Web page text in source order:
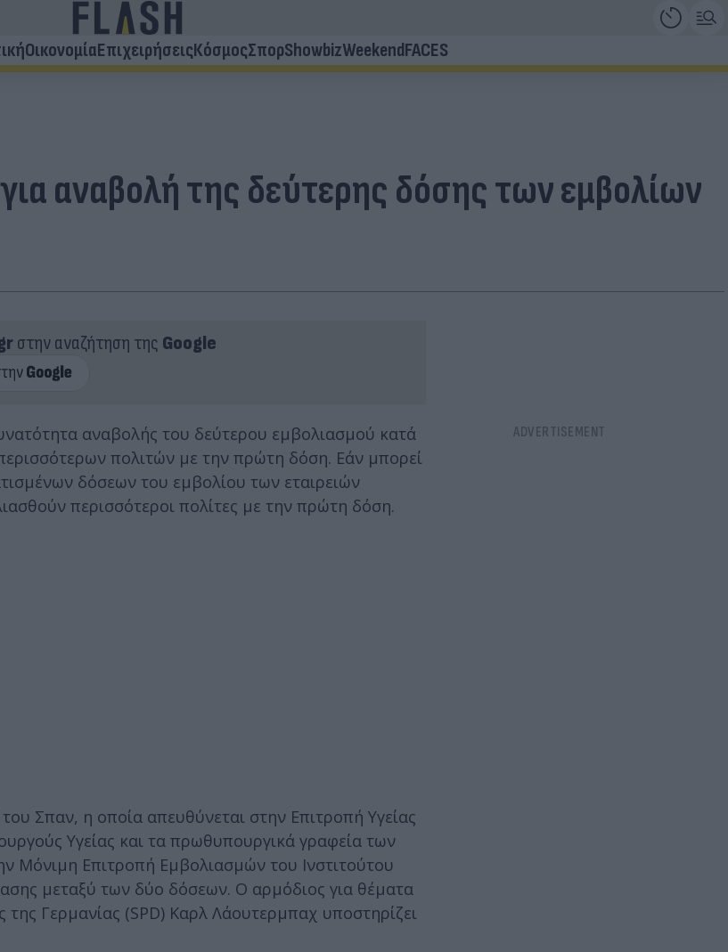
ΟικονομίαΕπιχειρήσειςΚόσμοςΣπορShowbizWeekendFACES
αναβολή της δεύτερης δόσης των εμβολίων
στην αναζήτηση της Google
αναβολής του δεύτερου εμβολιασμού κατά
πολιτών με την πρώτη δόση. Εάν μπορεί
δόσεων του εμβολίου των εταιρειών
περισσότεροι πολίτες με την πρώτη δόση.
Σπαν, η οποία απευθύνεται στην Επιτροπή Υγείας
Υγείας και τα πρωθυπουργικά γραφεία των
Μόνιμη Επιτροπή Εμβολιασμών του Ινστιτούτου
μεταξύ των δύο δόσεων. Ο αρμόδιος για θέματα
Γερμανίας (SPD) Καρλ Λάουτερμπαχ υποστηρίζει